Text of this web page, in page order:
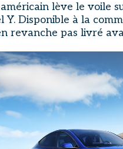
lève le voile
Y. Disponible à la
revanche pas livré